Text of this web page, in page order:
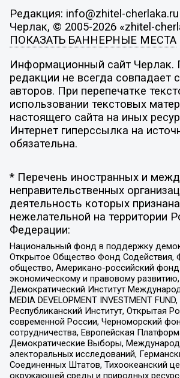
Редакция: info@zhitel-cherlaka.ru
Черлак, © 2005-2026 «zhitel-
ПОКАЗАТЬ БАННЕРНЫЕ МЕСТА
Информационный сайт Черлак.
редакции не всегда совпадает
авторов. При перепечатке
использовании текстовых
настоящего сайта на иных
Интернет гиперссылка на
обязательна.
* Перечень иностранных и
неправительственных
деятельность которых признана
нежелательной на территории
Федерации:
Национальный фонд в поддержку
Открытое Общество Фонд Содействия,
общество, Американо-российский
экономическому и правовому
Демократический Институт
MEDIA DEVELOPMENT INVESTMENT
Республиканский Институт, Открытая
современной России, Черноморский
сотрудничества, Европейская
Демократические Выборы,
электоральных исследований,
Соединенных Штатов, Тихоокеанский
окружающей среды и природных